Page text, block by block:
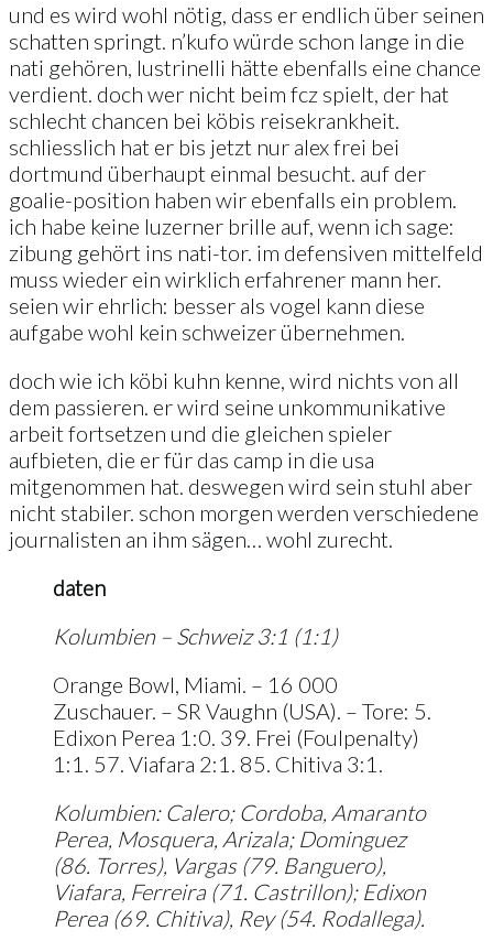
und es wird wohl nötig, dass er endlich über seinen
schatten springt. n’kufo würde schon lange in die
nati gehören, lustrinelli hätte ebenfalls eine chance
verdient. doch wer nicht beim fcz spielt, der hat
schlecht chancen bei köbis reisekrankheit.
schliesslich hat er bis jetzt nur alex frei bei
dortmund überhaupt einmal besucht. auf der
goalie-position haben wir ebenfalls ein problem.
ich habe keine luzerner brille auf, wenn ich sage:
zibung gehört ins nati-tor. im defensiven mittelfeld
muss wieder ein wirklich erfahrener mann her.
seien wir ehrlich: besser als vogel kann diese
aufgabe wohl kein schweizer übernehmen.
doch wie ich köbi kuhn kenne, wird nichts von all
dem passieren. er wird seine unkommunikative
arbeit fortsetzen und die gleichen spieler
aufbieten, die er für das camp in die usa
mitgenommen hat. deswegen wird sein stuhl aber
nicht stabiler. schon morgen werden verschiedene
journalisten an ihm sägen… wohl zurecht.
daten
Kolumbien – Schweiz 3:1 (1:1)
Orange Bowl, Miami. – 16 000
Zuschauer. – SR Vaughn (USA). – Tore: 5.
Edixon Perea 1:0. 39. Frei (Foulpenalty)
1:1. 57. Viafara 2:1. 85. Chitiva 3:1.
Kolumbien: Calero; Cordoba, Amaranto
Perea, Mosquera, Arizala; Dominguez
(86. Torres), Vargas (79. Banguero),
Viafara, Ferreira (71. Castrillon); Edixon
Perea (69. Chitiva), Rey (54. Rodallega).